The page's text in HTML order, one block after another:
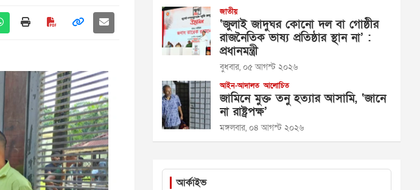
জাতীয়
‘জুলাই জাদুঘর কোনো দল বা গোষ্ঠীর
রাজনৈতিক ভাষ্য প্রতিষ্ঠার স্থান না’ :
প্রধানমন্ত্রী
বুধবার, ০৫ আগস্ট ২০২৬
আইন-আদালত আলোচিত
জামিনে মুক্ত তনু হত্যার আসামি, ‘জানে
না রাষ্ট্রপক্ষ’
মঙ্গলবার, ০৪ আগস্ট ২০২৬
আর্কাইভ